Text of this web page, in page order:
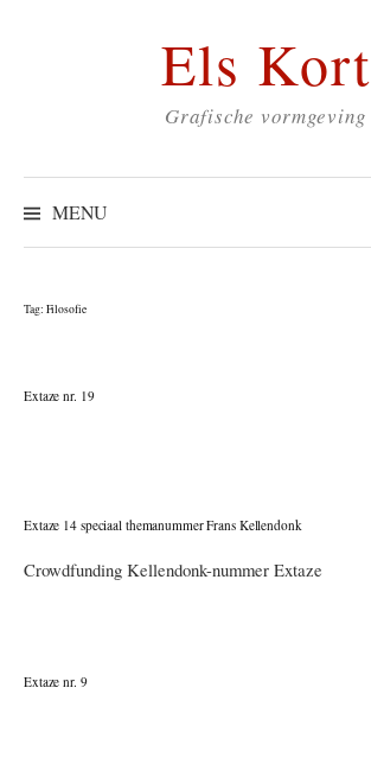
Els Kort
Grafische vormgeving
MENU
Tag: Filosofie
Extaze nr. 19
Extaze 14 speciaal themanummer Frans Kellendonk
Crowdfunding Kellendonk-nummer Extaze
Extaze nr. 9